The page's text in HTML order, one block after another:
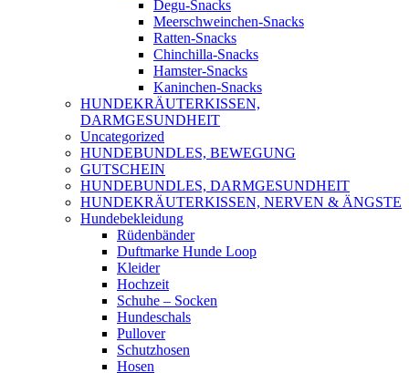
Degu-Snacks
Meerschweinchen-Snacks
Ratten-Snacks
Chinchilla-Snacks
Hamster-Snacks
Kaninchen-Snacks
HUNDEKRÄUTERKISSEN,
DARMGESUNDHEIT
Uncategorized
HUNDEBUNDLES, BEWEGUNG
GUTSCHEIN
HUNDEBUNDLES, DARMGESUNDHEIT
HUNDEKRÄUTERKISSEN, NERVEN & ÄNGSTE
Hundebekleidung
Rüdenbänder
Duftmarke Hunde Loop
Kleider
Hochzeit
Schuhe – Socken
Hundeschals
Pullover
Schutzhosen
Hosen